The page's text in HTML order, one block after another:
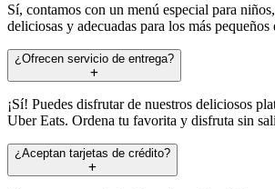
Sí, contamos con un menú especial para
deliciosas y adecuadas para los más
¿Ofrecen servicio de entrega?
¡Sí! Puedes disfrutar de nuestros deliciosos
Uber Eats. Ordena tu favorita y disfruta sin
¿Aceptan tarjetas de crédito?